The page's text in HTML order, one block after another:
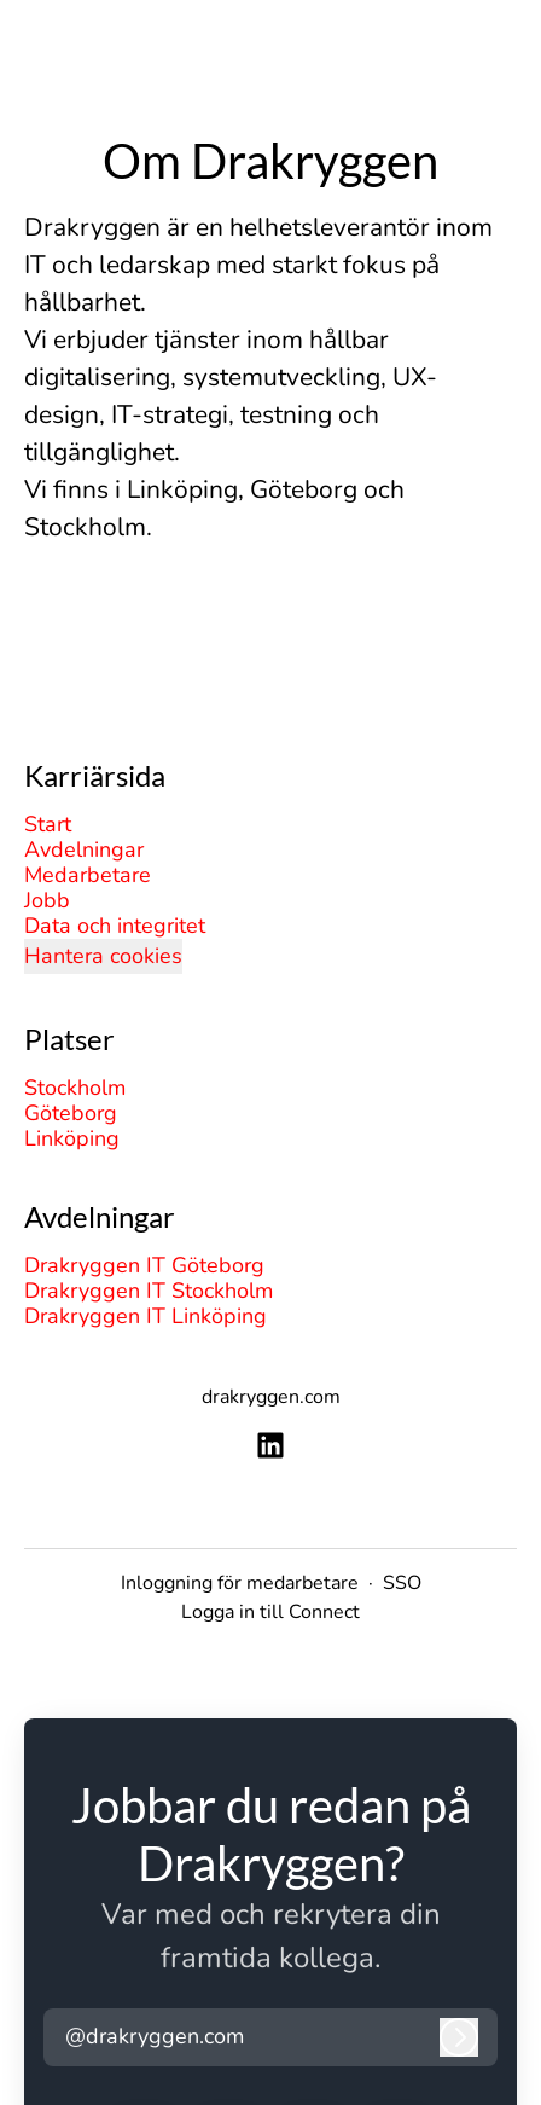
Om Drakryggen
Drakryggen är en helhetsleverantör inom
IT och ledarskap med starkt fokus på
hållbarhet.
Vi erbjuder tjänster inom hållbar
digitalisering, systemutveckling, UX-
design, IT-strategi, testning och
tillgänglighet.
Vi finns i Linköping, Göteborg och
Stockholm.
Karriärsida
Start
Avdelningar
Medarbetare
Jobb
Data och integritet
Hantera cookies
Platser
Stockholm
Göteborg
Linköping
Avdelningar
Drakryggen IT Göteborg
Drakryggen IT Stockholm
Drakryggen IT Linköping
drakryggen.com
Inloggning för medarbetare · SSO
Logga in till Connect
Jobbar du redan på
Drakryggen?
Var med och rekrytera din
framtida kollega.
@drakryggen.com